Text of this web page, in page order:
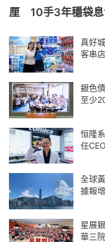
厘 10手3年穩袋
真好
客串
銀色
至少
恒隆
任
全球
據報
星展
華三